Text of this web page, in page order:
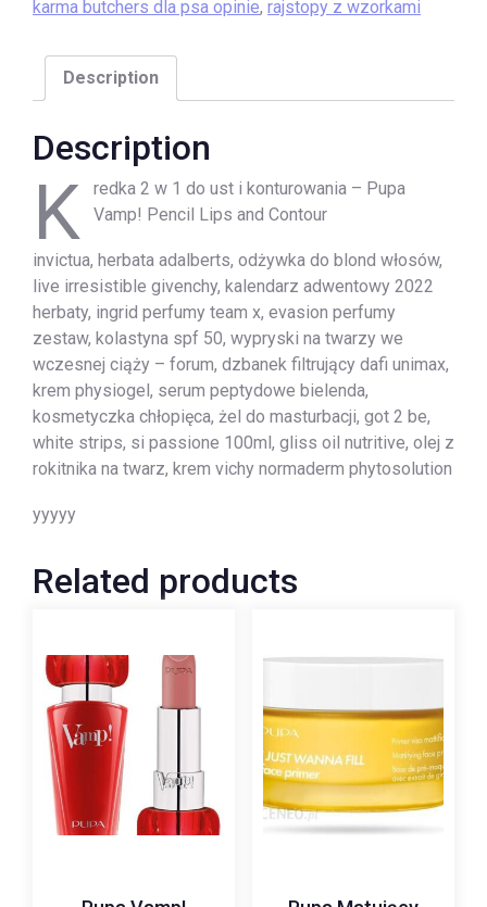
karma butchers dla psa opinie, rajstopy z wzorkami
Description
Description
K
redka 2 w 1 do ust i konturowania – Pupa
Vamp! Pencil Lips and Contour
invictua, herbata adalberts, odżywka do blond włosów,
live irresistible givenchy, kalendarz adwentowy 2022
herbaty, ingrid perfumy team x, evasion perfumy
zestaw, kolastyna spf 50, wypryski na twarzy we
wczesnej ciąży – forum, dzbanek filtrujący dafi unimax,
krem physiogel, serum peptydowe bielenda,
kosmetyczka chłopięca, żel do masturbacji, got 2 be,
white strips, si passione 100ml, gliss oil nutritive, olej z
rokitnika na twarz, krem vichy normaderm phytosolution
yyyyy
Related products